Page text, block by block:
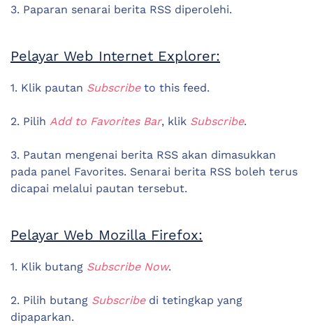
3. Paparan senarai berita RSS diperolehi.
Pelayar Web Internet Explorer:
1. Klik pautan Subscribeto this feed.
2. Pilih Add to Favorites Bar, klik Subscribe.
3. Pautan mengenai berita RSS akan dimasukkan
pada panel Favorites. Senarai berita RSS boleh terus
dicapai melalui pautan tersebut.
Pelayar Web Mozilla Firefox:
1. Klik butang Subscribe Now.
2. Pilih butang Subscribe di tetingkap yang
dipaparkan.